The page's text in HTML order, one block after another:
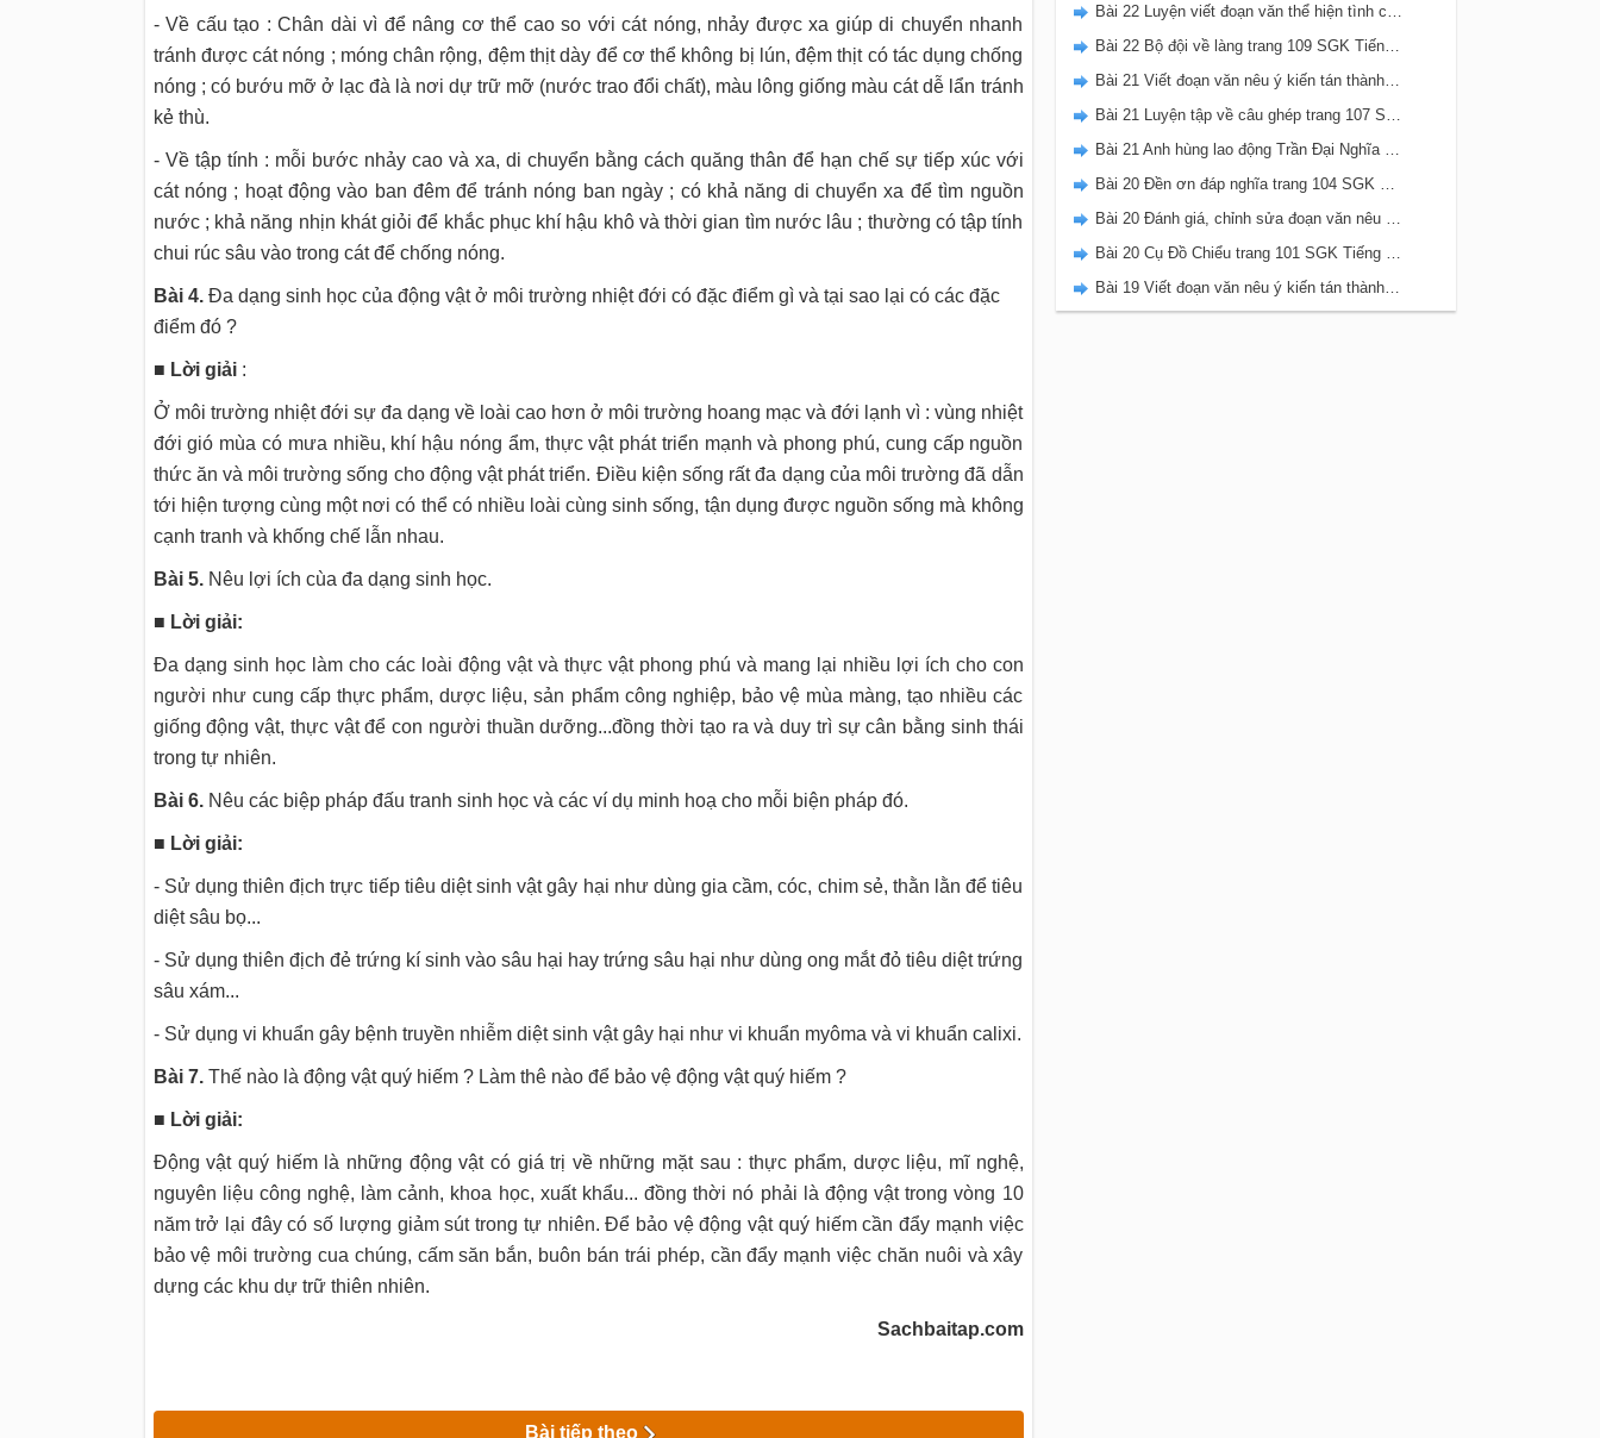
- Về cấu tạo : Chân dài vì để nâng cơ thể cao so với cát nóng, nhảy được xa giúp di chuyển nhanh
tránh được cát nóng ; móng chân rộng, đệm thịt dày để cơ thể không bị lún, đệm thịt có tác dụng chống
nóng ; có bướu mỡ ở lạc đà là nơi dự trữ mỡ (nước trao đổi chất), màu lông giống màu cát dễ lẩn tránh
kẻ thù.
- Về tập tính : mỗi bước nhảy cao và xa, di chuyển bằng cách quăng thân để hạn chế sự tiếp xúc với
cát nóng ; hoạt động vào ban đêm để tránh nóng ban ngày ; có khả năng di chuyển xa để tìm nguồn
nước ; khả năng nhịn khát giỏi để khắc phục khí hậu khô và thời gian tìm nước lâu ; thường có tập tính
chui rúc sâu vào trong cát để chống nóng.
Bài 4.Đa dạng sinh học của động vật ở môi trường nhiệt đới có đặc điểm gì và tại sao lại có các đặc
điểm đó ?
■ Lời giải:
Ở môi trường nhiệt đới sự đa dạng về loài cao hơn ở môi trường hoang mạc và đới lạnh vì : vùng nhiệt
đới gió mùa có mưa nhiều, khí hậu nóng ẩm, thực vật phát triển mạnh và phong phú, cung cấp nguồn
thức ăn và môi trường sống cho động vật phát triển. Điều kiện sống rất đa dạng của môi trường đã dẫn
tới hiện tượng cùng một nơi có thể có nhiều loài cùng sinh sống, tận dụng được nguồn sống mà không
cạnh tranh và khống chế lẫn nhau.
Bài 5.Nêu lợi ích cùa đa dạng sinh học.
■ Lời giải:
Đa dạng sinh học làm cho các loài động vật và thực vật phong phú và mang lại nhiều lợi ích cho con
người như cung cấp thực phẩm, dược liệu, sản phẩm công nghiệp, bảo vệ mùa màng, tạo nhiều các
giống động vật, thực vật để con người thuần dưỡng...đồng thời tạo ra và duy trì sự cân bằng sinh thái
trong tự nhiên.
Bài 6.Nêu các biệp pháp đấu tranh sinh học và các ví dụ minh hoạ cho mỗi biện pháp đó.
■ Lời giải:
- Sử dụng thiên địch trực tiếp tiêu diệt sinh vật gây hại như dùng gia cầm, cóc, chim sẻ, thằn lằn để tiêu
diệt sâu bọ...
- Sử dụng thiên địch đẻ trứng kí sinh vào sâu hại hay trứng sâu hại như dùng ong mắt đỏ tiêu diệt trứng
sâu xám...
- Sử dụng vi khuẩn gây bệnh truyền nhiễm diệt sinh vật gây hại như vi khuẩn myôma và vi khuẩn calixi.
Bài 7.Thế nào là động vật quý hiếm ? Làm thê nào để bảo vệ động vật quý hiếm ?
■ Lời giải:
Động vật quý hiếm là những động vật có giá trị về những mặt sau : thực phẩm, dược liệu, mĩ nghệ,
nguyên liệu công nghệ, làm cảnh, khoa học, xuất khẩu... đồng thời nó phải là động vật trong vòng 10
năm trở lại đây có số lượng giảm sút trong tự nhiên. Để bảo vệ động vật quý hiếm cần đẩy mạnh việc
bảo vệ môi trường cua chúng, cấm săn bắn, buôn bán trái phép, cần đẩy mạnh việc chăn nuôi và xây
dựng các khu dự trữ thiên nhiên.
Sachbaitap.com
Bài tiếp theo
Bài 22 Luyện viết đoạn văn thể hiện tình cảm, cảm xúc về một sự việc trang 111 SGK Tiếng Việt 5 Kết nối tri thức tập 2
Bài 22 Bộ đội về làng trang 109 SGK Tiếng Việt 5 Kết nối tri thức tập 2
Bài 21 Viết đoạn văn nêu ý kiến tán thành một sự việc, hiện tượng (Bài viết số 2) trang 108 SGK Tiếng Việt 5 Kết nối tri thức tập 2
Bài 21 Luyện tập về câu ghép trang 107 SGK Tiếng Việt 5 Kết nối tri thức tập 2
Bài 21 Anh hùng lao động Trần Đại Nghĩa trang 106 SGK Tiếng Việt 5 Kết nối tri thức tập 2
Bài 20 Đền ơn đáp nghĩa trang 104 SGK Tiếng Việt 5 Kết nối tri thức tập 2
Bài 20 Đánh giá, chỉnh sửa đoạn văn nêu ý kiến tán thành một sự vật, hiện tượng trang 103 SGK Tiếng Việt 5 Kết nối tri thức tập 2
Bài 20 Cụ Đồ Chiểu trang 101 SGK Tiếng Việt 5 Kết nối tri thức tập 2
Bài 19 Viết đoạn văn nêu ý kiến tán thành một sự việc, hiện tượng (Bài viết số 1) trang 100 SGK Tiếng Việt 5 Kết nối tri thức tập 2